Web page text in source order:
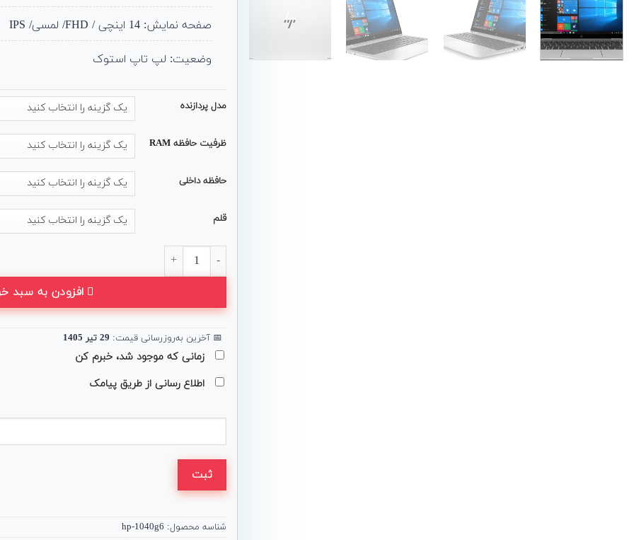
صفحه نمایش: 14 اینچی / FHD/ لمسی/ IPS
وضعیت: لپ تاپ استوک
مدل پردازنده
ظرفیت حافظه RAM
حافظه داخلی
قلم
افزودن به سبد
📅 آخرین به‌روزرسانی قیمت: 29 تیر 1405
زمانی که موجود شد، خبرم کن
اطلاع رسانی از طریق پیامک
ثبت
شناسه محصول: hp-1040g6